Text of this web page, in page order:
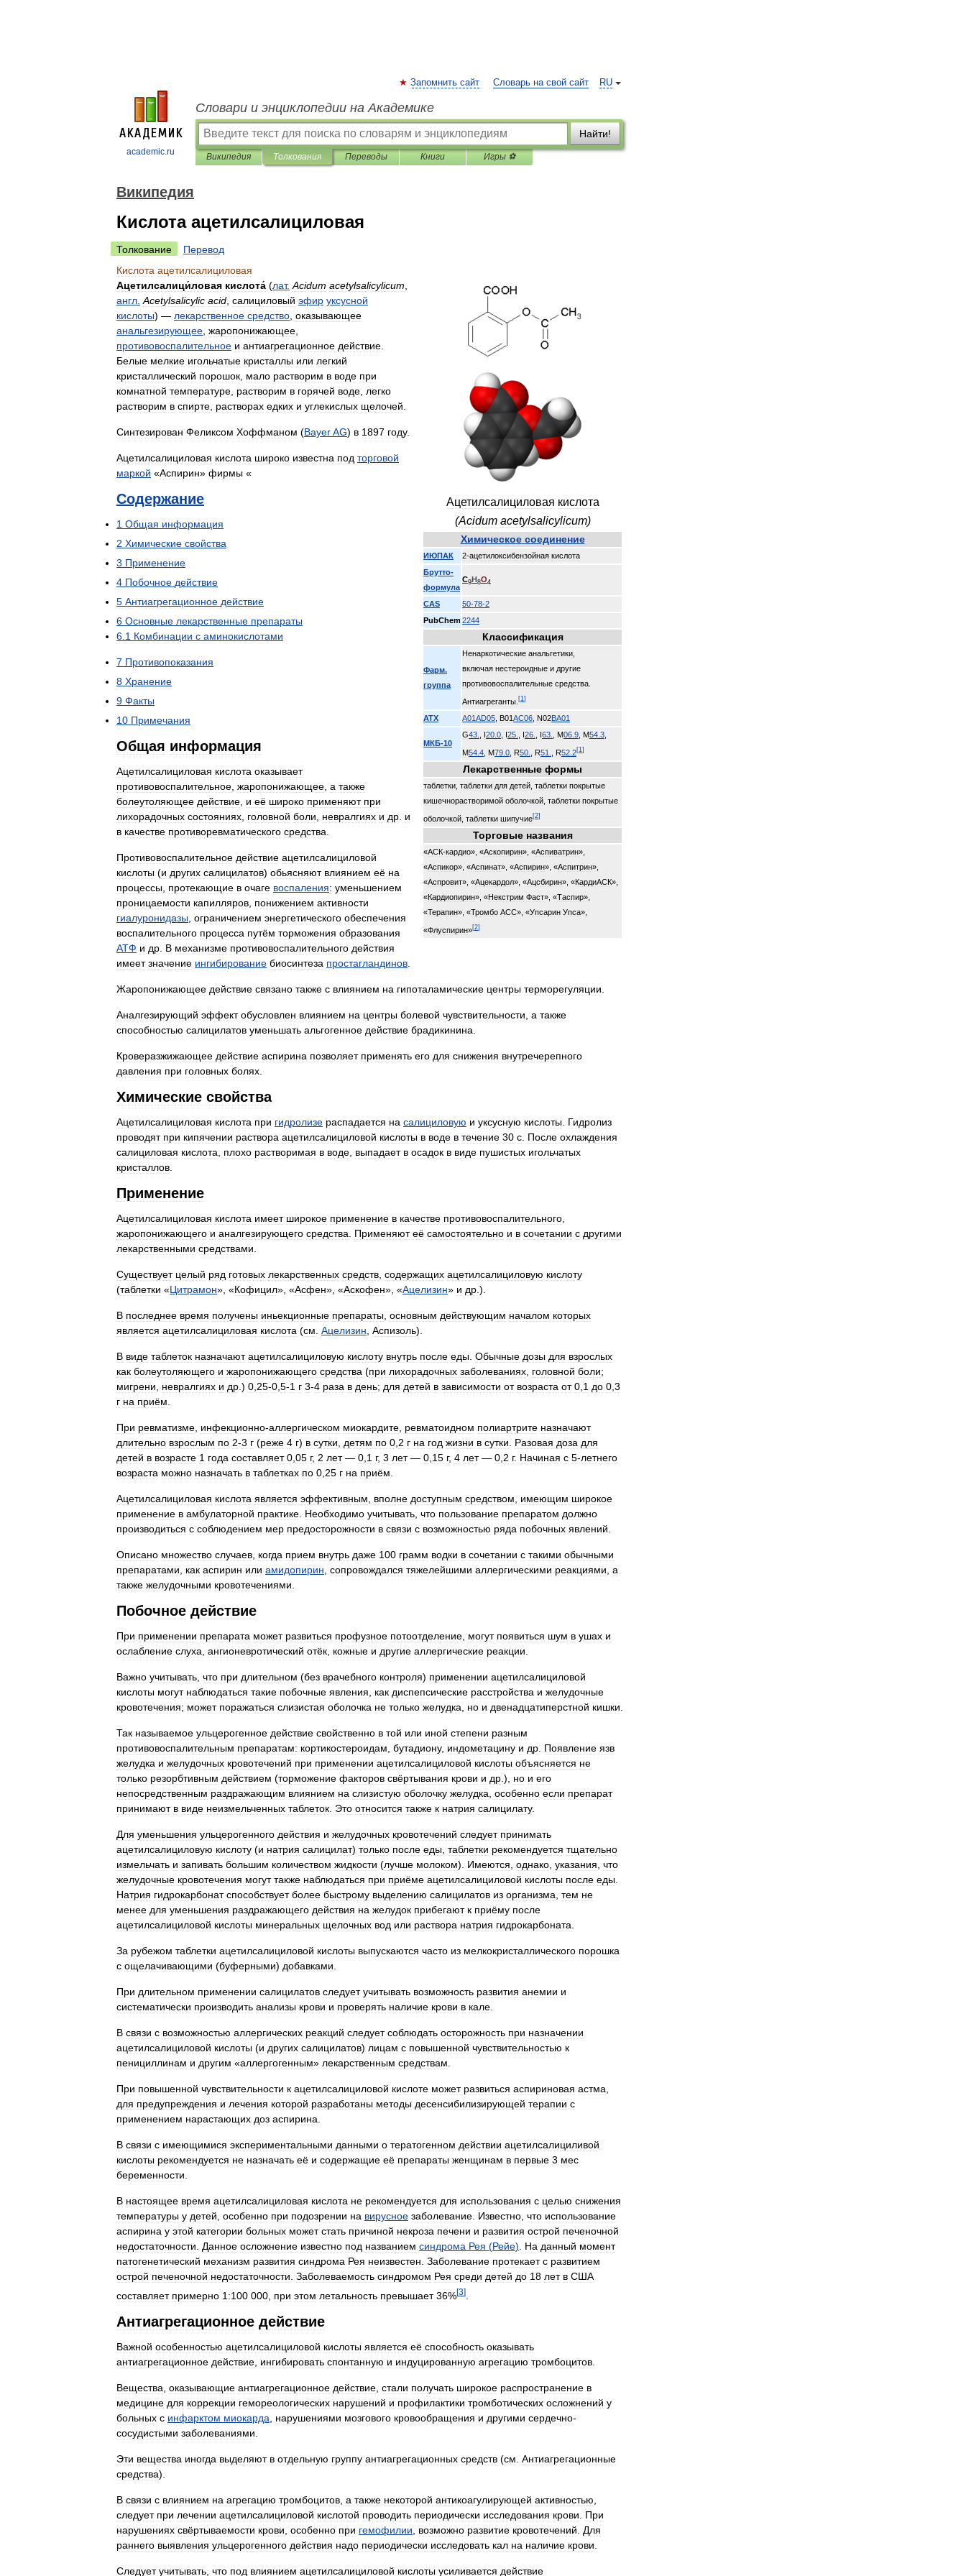
academic.ru
RU
Запомнить сайт Словарь на свой сайт
Словари и энциклопедии на Академике
Найти!
Википедия Толкования Переводы Книги Игры ⚽
Википедия
Кислота ацетилсалициловая
Толкование
Перевод
Кислота ацетилсалициловая
Ацетилсалициловая кислота
(Acidum acetylsalicylicum)
Химическое соединение
ИЮПАК 2-ацетилоксибензойная кислота
Брутто-
формула
C9H8O4
CAS 50-78-2
PubChem2244
Классификация
Фарм.
группа
Ненаркотические анальгетики
включая нестероидные и другие
противовоспалительные средства
Антиагреганты [1]
АТХ A01AD05 B01AC06 N02BA01
МКБ-10
G43 I20 0 I25 I26 I63 M06 9 M54 3
M54 4 M79 0 R50 R51 R52 2[1]
Лекарственные формы
таблетки таблетки для детей таблетки покрытые
кишечнорастворимой оболочкой таблетки покрытые
оболочкой таблетки шипучие[2]
Торговые названия
«АСК-кардио», «Аскопирин», «Аспиватрин»,
«Аспикор», «Аспинат», «Аспирин», «Аспитрин»,
«Аспровит», «Ацекардол», «Ацсбирин», «КардиАСК»,
«Кардиопирин», «Некстрим Фаст», «Таспир»,
«Терапин», «Тромбо АСС», «Упсарин Упса»,
«Флуспирин»[2]
Ацетилсалици́ловая кислота́ (лат. Acidum acetylsalicylicum
англ Acetylsalicylic acid салициловый эфир уксусной
кислоты) — лекарственное средство оказывающее
анальгезирующее жаропонижающее
противовоспалительное и антиагрегационное действие
Белые мелкие игольчатые кристаллы или легкий
кристаллический порошок мало растворим в воде при
комнатной температуре растворим в горячей воде легко
растворим в спирте растворах едких и углекислых щелочей
Синтезирован Феликсом Хоффманом (BayerAG) в 1897 году.
Ацетилсалициловая кислота широко известна под торговой
маркой «Аспирин» фирмы «
Содержание
1 Общая информация
2 Химические свойства
3 Применение
4 Побочное действие
5 Антиагрегационное действие
6 Основные лекарственные препараты
6 1 Комбинации с аминокислотами
7 Противопоказания
8 Хранение
9 Факты
10 Примечания
Общая информация
Ацетилсалициловая кислота оказывает
противовоспалительное жаропонижающее а также
болеутоляющее действие и её широко применяют при
лихорадочных состояниях головной боли невралгиях и др и
в качестве противоревматического средства
Противовоспалительное действие ацетилсалициловой
кислоты (и других салицилатов) обьясняют влиянием её на
процессы протекающие в очаге воспаления: уменьшением
проницаемости капилляров понижением активности
гиалуронидазы ограничением энергетического обеспечения
воспалительного процесса путём торможения образования
АТФ и др В механизме противовоспалительного действия
имеет значение ингибирование биосинтеза простагландинов
Жаропонижающее действие связано также с влиянием на гипоталамические центры терморегуляции
Аналгезирующий эффект обусловлен влиянием на центры болевой чувствительности а также
способностью салицилатов уменьшать альгогенное действие брадикинина
Кроверазжижающее действие аспирина позволяет применять его для снижения внутречерепного
давления при головных болях
Химические свойства
Ацетилсалициловая кислота при гидролизе распадается на салициловую и уксусную кислоты Гидролиз
проводят при кипячении раствора ацетилсалициловой кислоты в воде в течение 30 с После охлаждения
салициловая кислота плохо растворимая в воде выпадает в осадок в виде пушистых игольчатых
кристаллов
Применение
Ацетилсалициловая кислота имеет широкое применение в качестве противовоспалительного
жаропонижающего и аналгезирующего средства Применяют её самостоятельно и в сочетании с другими
лекарственными средствами
Существует целый ряд готовых лекарственных средств содержащих ацетилсалициловую кислоту
(таблетки «Цитрамон», «Кофицил», «Асфен», «Аскофен», «Ацелизин» и др .).
В последнее время получены иньекционные препараты основным действующим началом которых
является ацетилсалициловая кислота (см Ацелизин Аспизоль).
В виде таблеток назначают ацетилсалициловую кислоту внутрь после еды Обычные дозы для взрослых
как болеутоляющего и жаропонижающего средства (при лихорадочных заболеваниях головной боли;
мигрени
невралгиях и др .) 0 25-0 5-1 г 3-4 раза в день; для детей в зависимости от возраста от 0 1 до 0 3
г на приём
При ревматизме инфекционно-аллергическом миокардите ревматоидном полиартрите назначают
длительно взрослым по 2-3 г (реже 4 г) в сутки детям по 0 2 г на год жизни в сутки Разовая доза для
детей в возрасте 1 года составляет 0 05 г, 2 лет— 0 1 г, 3 лет— 0 15 г, 4 лет— 0 2 г. Начиная с 5-летнего
возраста можно назначать в таблетках по 0 25 г на приём
Ацетилсалициловая кислота является эффективным вполне доступным средством имеющим широкое
применение в амбулаторной практике Необходимо учитывать что пользование препаратом должно
производиться с соблюдением мер предосторожности в связи с возможностью ряда побочных явлений
Описано множество случаев когда прием внутрь даже 100 грамм водки в сочетании с такими обычными
препаратами
как аспирин или амидопирин сопровождался тяжелейшими аллергическими реакциями а
также желудочными кровотечениями
Побочное действие
При применении препарата может развиться профузное потоотделение могут появиться шум в ушах и
ослабление слуха ангионевротический отёк кожные и другие аллергические реакции
Важно учитывать что при длительном (без врачебного контроля) применении ацетилсалициловой
кислоты могут наблюдаться такие побочные явления как диспепсические расстройства и желудочные
кровотечения; может поражаться слизистая оболочка не только желудка но и двенадцатиперстной кишки
Так называемое ульцерогенное действие свойственно в той или иной степени разным
противовоспалительным препаратам: кортикостероидам бутадиону, индометацину и др Появление язв
желудка и желудочных кровотечений при применении ацетилсалициловой кислоты объясняется не
только резорбтивным действием (торможение факторов свёртывания крови и др .), но и его
непосредственным раздражающим влиянием на слизистую оболочку желудка особенно если препарат
принимают в виде неизмельченных таблеток Это относится также к натрия салицилату.
Для уменьшения ульцерогенного действия и желудочных кровотечений следует принимать
ацетилсалициловую кислоту (и натрия салицилат) только после еды таблетки рекомендуется тщательно
измельчать и запивать большим количеством жидкости (лучше молоком). Имеются однако указания что
желудочные кровотечения могут также наблюдаться при приёме ацетилсалициловой кислоты после еды
Натрия гидрокарбонат способствует более быстрому выделению салицилатов из организма тем не
менее для уменьшения раздражающего действия на желудок прибегают к приёму после
ацетилсалициловой кислоты минеральных щелочных вод или раствора натрия гидрокарбоната
За рубежом таблетки ацетилсалициловой кислоты выпускаются часто из мелкокристаллического порошка
с ощелачивающими (буферными) добавками
При длительном применении салицилатов следует учитывать возможность развития анемии и
систематически производить анализы крови и проверять наличие крови в кале
В связи с возможностью аллергических реакций следует соблюдать осторожность при назначении
ацетилсалициловой кислоты (и других салицилатов) лицам с повышенной чувствительностью к
пенициллинам и другим «аллергогенным» лекарственным средствам
При повышенной чувствительности к ацетилсалициловой кислоте может развиться аспириновая астма
для предупреждения и лечения которой разработаны методы десенсибилизирующей терапии с
применением нарастающих доз аспирина
В связи с имеющимися экспериментальными данными о тератогенном действии ацетилсалициливой
кислоты рекомендуется не назначать её и содержащие её препараты женщинам в первые 3 мес
беременности
В настоящее время ацетилсалициловая кислота не рекомендуется для использования с целью снижения
температуры у детей особенно при подозрении на вирусное заболевание Известно что использование
аспирина у этой категории больных может стать причиной некроза печени и развития острой печеночной
недостаточности
Данное осложнение известно под названием синдрома Рея (Рейе) На данный момент
патогенетический механизм развития синдрома Рея неизвестен Заболевание протекает с развитием
острой печеночной недостаточности Заболеваемость синдромом Рея среди детей до 18 лет в США
составляет примерно 1:100 000 при этом летальность превышает 36%[3]
Антиагрегационное действие
Важной особенностью ацетилсалициловой кислоты является её способность оказывать
антиагрегационное действие ингибировать спонтанную и индуцированную агрегацию тромбоцитов
Вещества оказывающие антиагрегационное действие стали получать широкое распространение в
медицине для коррекции гемореологических нарушений и профилактики тромботических осложнений у
больных с инфарктом миокарда нарушениями мозгового кровообращения и другими сердечно-
сосудистыми заболеваниями
Эти вещества иногда выделяют в отдельную группу антиагрегационных средств (см Антиагрегационные
средства).
В связи с влиянием на агрегацию тромбоцитов а также некоторой антикоагулирующей активностью
следует при лечении ацетилсалициловой кислотой проводить периодически исследования крови
При
нарушениях свёртываемости крови особенно при гемофилии возможно развитие кровотечений
Для
раннего выявления ульцерогенного действия надо периодически исследовать кал на наличие крови
Следует учитывать что под влиянием ацетилсалициловой кислоты усиливается действие